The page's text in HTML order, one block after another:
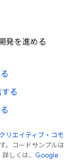
発を進める
る
クリエイティブ・コモ
。コードサンプルは
しくは、 Google